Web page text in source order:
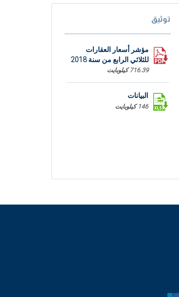
توثيق
مؤشر أسعار العقارات
للثلاثي الرابع من سنة 2018
716.39 كيلوبايت
البيانات
146 كيلوبايت